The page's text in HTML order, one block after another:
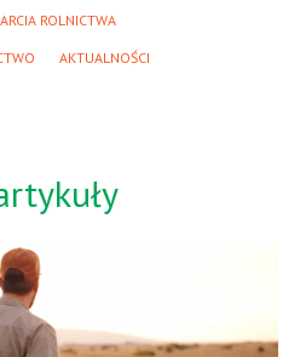
ROLNICTWA
AKTUALNOŚCI